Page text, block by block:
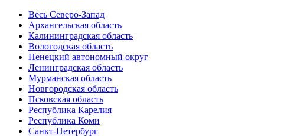
Весь Северо-Запад
Архангельская область
Калининградская область
Вологодская область
Ненецкий автономный округ
Ленинградская область
Мурманская область
Новгородская область
Псковская область
Республика Карелия
Республика Коми
Санкт-Петербург